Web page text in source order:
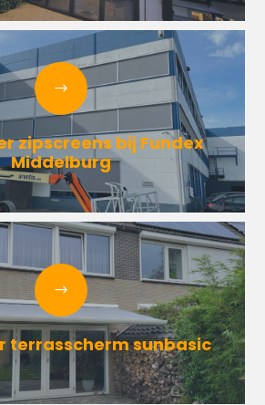
zipscreens bij Fundex
Middelburg
terrasscherm sunbasic